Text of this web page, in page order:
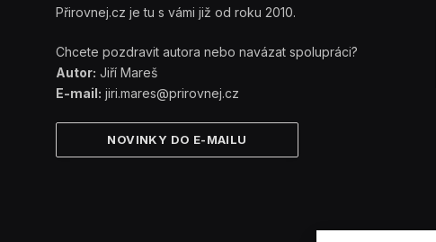
Přirovnej.cz je tu s vámi již od roku 2010.
Chcete pozdravit autora nebo navázat spolupráci?
Autor: Jiří Mareš
E-mail: jiri.mares@prirovnej.cz
NOVINKY DO E-MAILU